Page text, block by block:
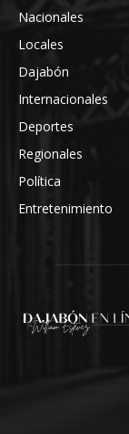
Nacionales
Locales
Dajabón
Internacionales
Deportes
Regionales
Política
Entretenimiento